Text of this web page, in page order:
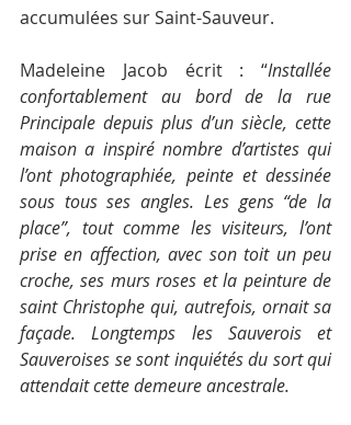
accumulées sur Saint-Sauveur.
Madeleine Jacob écrit : “Installée
confortablement au bord de la rue
Principale depuis plus d’un siècle, cette
maison a inspiré nombre d’artistes qui
l’ont photographiée, peinte et dessinée
sous tous ses angles. Les gens “de la
place”, tout comme les visiteurs, l’ont
prise en affection, avec son toit un peu
croche, ses murs roses et la peinture de
saint Christophe qui, autrefois, ornait sa
façade. Longtemps les Sauverois et
Sauveroises se sont inquiétés du sort qui
attendait cette demeure ancestrale.